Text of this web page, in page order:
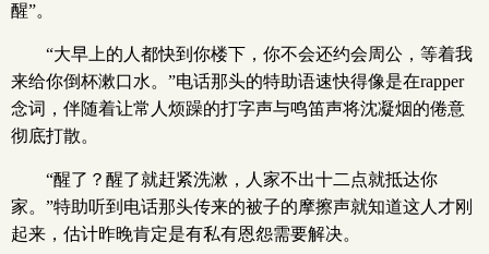
醒”。
“大早上的人都快到你楼下，你不会还约会周公，等着我
来给你倒杯漱口水。”电话那头的特助语速快得像是在rapper
念词，伴随着让常人烦躁的打字声与鸣笛声将沈凝烟的倦意
彻底打散。
“醒了？醒了就赶紧洗漱，人家不出十二点就抵达你
家。”特助听到电话那头传来的被子的摩擦声就知道这人才刚
起来，估计昨晚肯定是有私有恩怨需要解决。